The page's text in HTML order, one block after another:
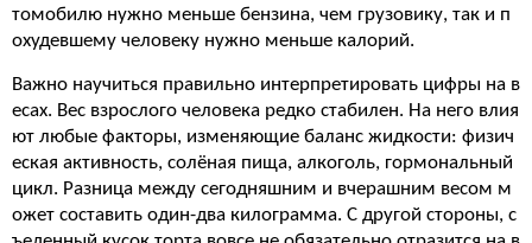
томобилю нужно меньше бензина, чем грузовику, так и п
охудевшему человеку нужно меньше калорий.
Важно научиться правильно интерпретировать цифры на в
есах. Вес взрослого человека редко стабилен. На него влия
ют любые факторы, изменяющие баланс жидкости: физич
еская активность, солёная пища, алкоголь, гормональный
цикл. Разница между сегодняшним и вчерашним весом м
ожет составить один-два килограмма. С другой стороны, с